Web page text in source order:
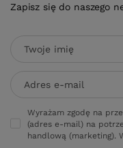
Zapisz się do naszego
Twoje imię
Adres e-mail
Wyrażam zgodę na
(adres e-mail) na
handlową (marketing).